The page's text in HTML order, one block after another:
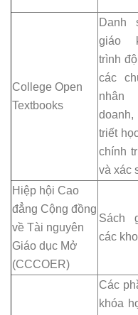
College Open
Textbooks
Danh
giáo
trình
các
nhân
triết
chính
và xác
Hiệp hội Cao
đẳng Cộng đồng
về Tài nguyên
Giáo dục Mở
(CCCOER)
Sách
các
Các
khóa